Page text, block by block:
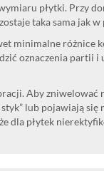
płytki. Przy
taka sama jak
minimalne różnice
oznaczenia partii i
Aby zniwelować
lub pojawiają
dla płytek